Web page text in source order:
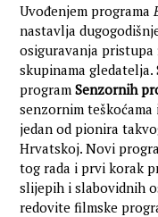
Uvođenjem programa
nastavlja
osiguravanja
skupinama gledatelja.
programSenzornih
senzornim
jedan od pionira
Hrvatskoj. Novi
tog rada i prvi korak
slijepih i slabovidnih
redovite filmske